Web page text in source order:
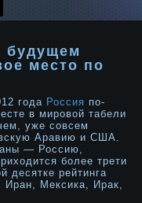
будущем
место по
года Россия по-
в мировой табели
уже совсем
Аравию и США.
— Россию,
более трети
десятке рейтинга
Иран, Мексика, Ирак,